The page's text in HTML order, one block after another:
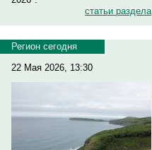
статьи раздела
Регион сегодня
22 Мая 2026, 13:30